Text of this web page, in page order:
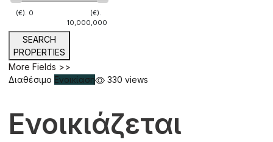
(€). 0
(€).
10,000,000
SEARCH
PROPERTIES
More Fields >>
Διαθέσιμο Ενοικίαση 330 views
Ενοικιάζεται